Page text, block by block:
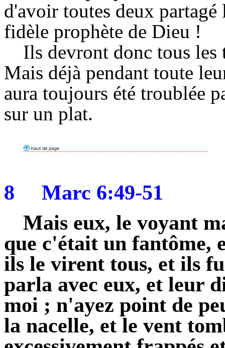
d'avoir toutes deux
fidèle prophète de Dieu !
Ils devront donc tous
Mais déjà pendant toute
aura toujours été troublée
sur un plat.
8
Marc 6:49-51
Mais eux, le voyant
que c'était un fantôme,
ils le virent tous, et ils
parla avec eux, et leur
moi ; n'ayez point de
la nacelle, et le vent